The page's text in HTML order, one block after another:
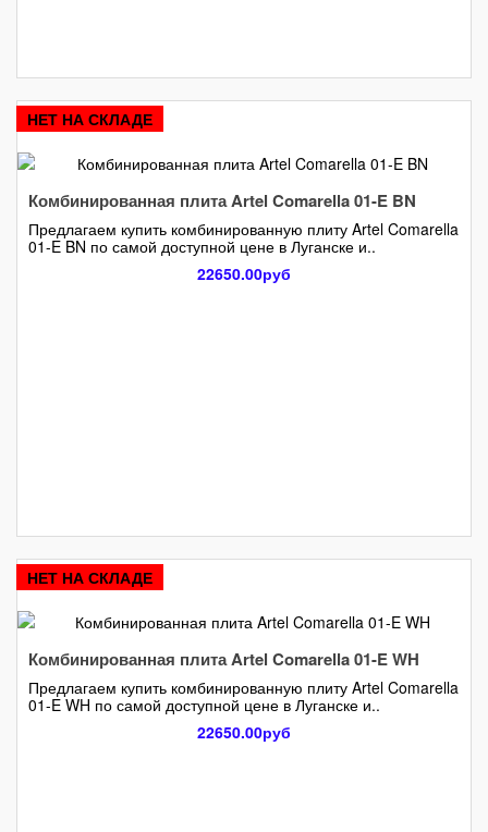
НЕТ НА СКЛАДЕ
Комбинированная плита Artel Comarella 01-E BN
Предлагаем купить комбинированную плиту Artel Comarella
01-E BN по самой доступной цене в Луганске и..
22650.00руб
НЕТ НА СКЛАДЕ
Комбинированная плита Artel Comarella 01-E WH
Предлагаем купить комбинированную плиту Artel Comarella
01-E WH по самой доступной цене в Луганске и..
22650.00руб